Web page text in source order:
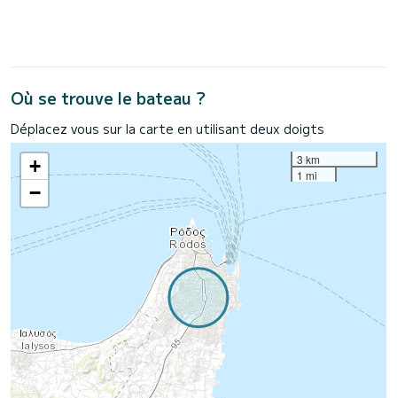
Où se trouve le bateau ?
Déplacez vous sur la carte en utilisant deux doigts
+
−
3 km
1 mi